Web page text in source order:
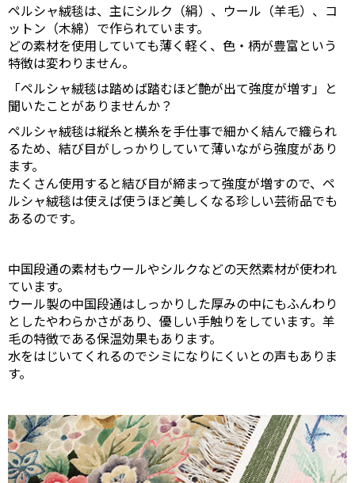
ペルシャ絨毯は、主にシルク（絹）、ウール（羊毛）、コ
ットン（木綿）で作られています。
どの素材を使用していても薄く軽く、色・柄が豊富という
特徴は変わりません。
「ペルシャ絨毯は踏めば踏むほど艶が出て強度が増す」と
聞いたことがありませんか？
ペルシャ絨毯は縦糸と横糸を手仕事で細かく結んで織られ
るため、結び目がしっかりしていて薄いながら強度があり
ます。
たくさん使用すると結び目が締まって強度が増すので、ペ
ルシャ絨毯は使えば使うほど美しくなる珍しい芸術品でも
あるのです。
中国段通の素材もウールやシルクなどの天然素材が使われ
ています。
ウール製の中国段通はしっかりした厚みの中にもふんわり
としたやわらかさがあり、優しい手触りをしています。羊
毛の特徴である保温効果もあります。
水をはじいてくれるのでシミになりにくいとの声もありま
す。